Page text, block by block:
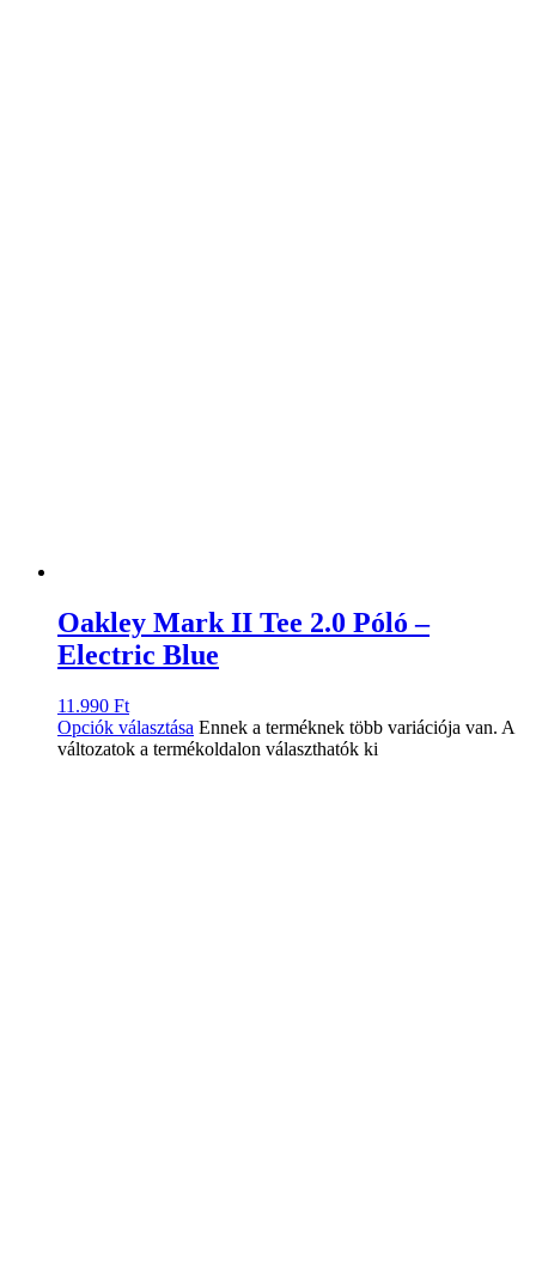
Oakley Mark II Tee 2.0 Póló –
Electric Blue
11.990 Ft
Opciók választása Ennek a terméknek több variációja van. A
változatok a termékoldalon választhatók ki